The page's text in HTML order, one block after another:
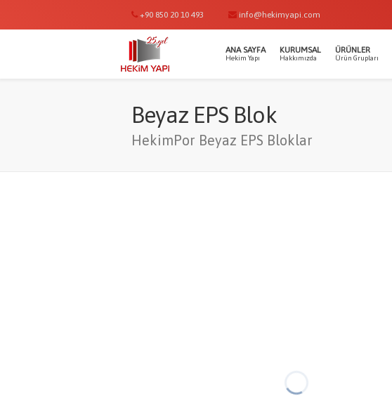
+90 850 20 10 493 info@hekimyapi.com
ANA SAYFA
Hekim Yapı
KURUMSAL
Hakkımızda
ÜRÜNLER
Ürün Grupları
Beyaz EPS Blok
HekimPor Beyaz EPS Bloklar